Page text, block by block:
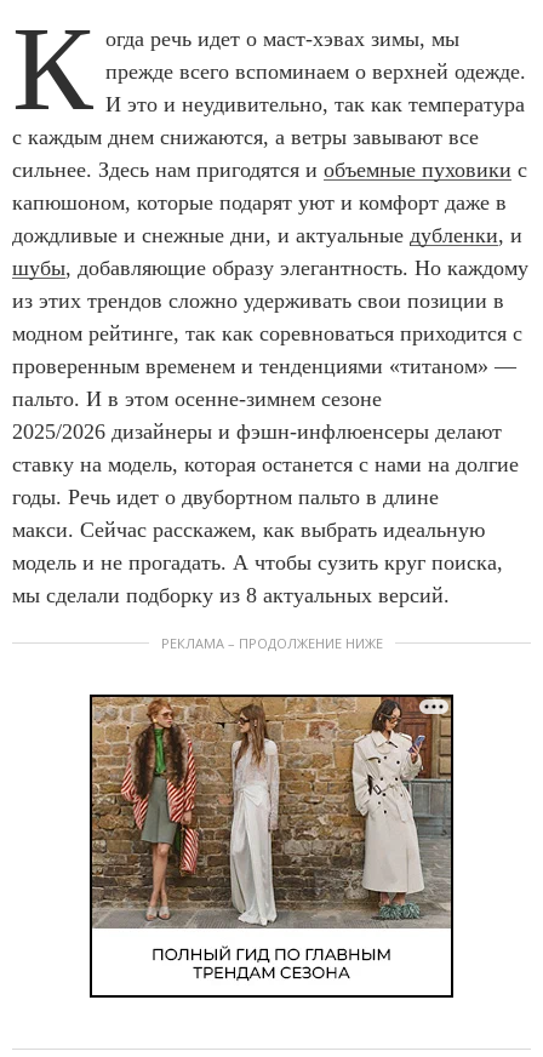
К огда речь идет о маст-хэвах зимы, мы
прежде всего вспоминаем о верхней одежде.
И это и неудивительно, так как температура
с каждым днем снижаются, а ветры завывают все
сильнее. Здесь нам пригодятся и объемные пуховики с
капюшоном, которые подарят уют и комфорт даже в
дождливые и снежные дни, и актуальные дубленки, и
шубы, добавляющие образу элегантность. Но каждому
из этих трендов сложно удерживать свои позиции в
модном рейтинге, так как соревноваться приходится с
проверенным временем и тенденциями «титаном» —
пальто. И в этом осенне-зимнем сезоне
2025/2026 дизайнеры и фэшн-инфлюенсеры делают
ставку на модель, которая останется с нами на долгие
годы. Речь идет о двубортном пальто в длине
макси. Сейчас расскажем, как выбрать идеальную
модель и не прогадать. А чтобы сузить круг поиска,
мы сделали подборку из 8 актуальных версий.
РЕКЛАМА – ПРОДОЛЖЕНИЕ НИЖЕ